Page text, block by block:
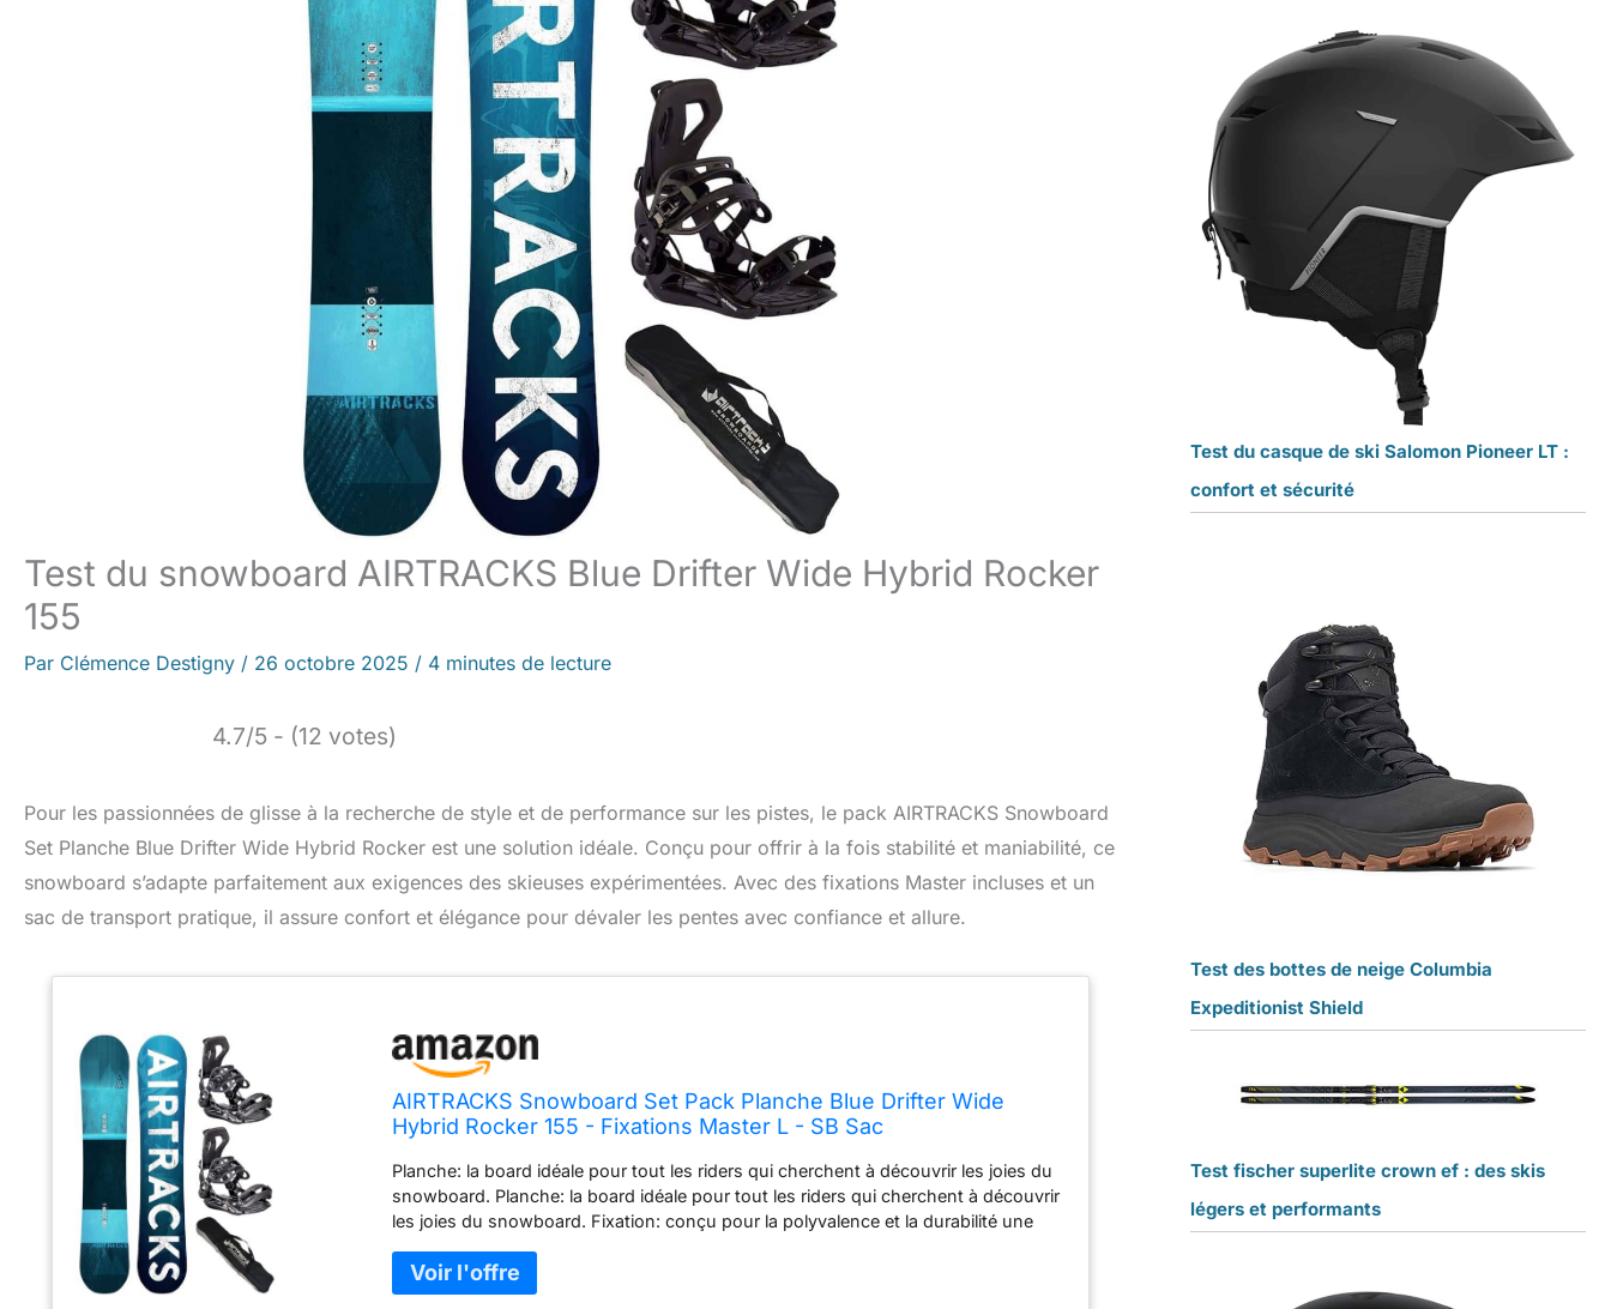
Test du snowboard AIRTRACKS Blue Drifter Wide Hybrid Rocker
155
Par Clémence Destigny / 26 octobre 2025 / 4 minutes de lecture
4.7/5 - (12 votes)
Pour les passionnées de glisse à la recherche de style et de performance sur les pistes, le pack AIRTRACKS Snowboard
Set Planche Blue Drifter Wide Hybrid Rocker est une solution idéale. Conçu pour offrir à la fois stabilité et maniabilité, ce
snowboard s’adapte parfaitement aux exigences des skieuses expérimentées. Avec des fixations Master incluses et un
sac de transport pratique, il assure confort et élégance pour dévaler les pentes avec confiance et allure.
AIRTRACKS Snowboard Set Pack Planche Blue Drifter Wide
Hybrid Rocker 155 - Fixations Master L - SB Sac
Planche: la board idéale pour tout les riders qui cherchent à découvrir les joies du
snowboard. Planche: la board idéale pour tout les riders qui cherchent à découvrir
les joies du snowboard. Fixation: conçu pour la polyvalence et la durabilité une
pour Boots (41-45) / Taille XL pour Boots (44-47) Sac: Longueur de la housse
175cm
Test du casque de ski Salomon Pioneer LT :
confort et sécurité
Test des bottes de neige Columbia
Expeditionist Shield
Test fischer superlite crown ef : des skis
légers et performants